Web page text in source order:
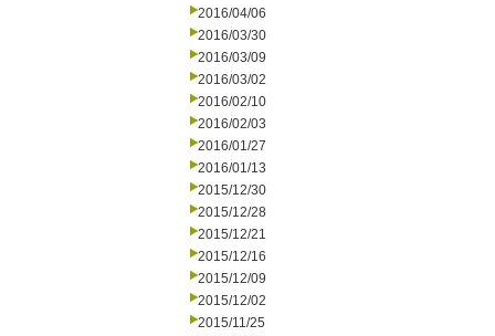
2016/04/06
2016/03/30
2016/03/09
2016/03/02
2016/02/10
2016/02/03
2016/01/27
2016/01/13
2015/12/30
2015/12/28
2015/12/21
2015/12/16
2015/12/09
2015/12/02
2015/11/25